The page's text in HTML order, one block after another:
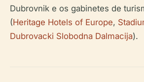
Dubrovnik e os gabinetes de
(Heritage Hotels of Europe,
Dubrovacki Slobodna Dalmacija).